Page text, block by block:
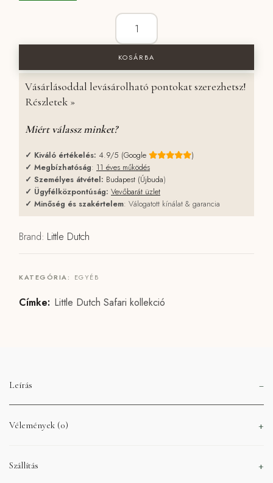
Little Dutch kulcstartó elefánt - Safari
KOSÁRBA
Vásárlásoddal levásárolható pontokat szerezhetsz!
Részletek »
Miért válassz minket?
✓ Kiváló értékelés: 4.9/5 (Google
)
✓ Megbízhatóság: 11 éves működés
✓ Személyes átvétel: Budapest (Újbuda)
✓ Ügyfélközpontúság: Vevőbarát üzlet
✓ Minőség és szakértelem: Válogatott kínálat & garancia
Brand: Little Dutch
KATEGÓRIA: EGYÉB
Címke: Little Dutch Safari kollekció
Leírás
Vélemények (0)
Szállítás